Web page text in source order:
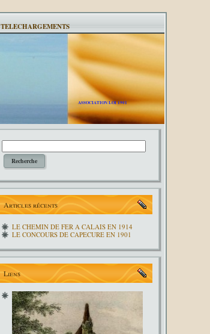
TELECHARGEMENTS
ASSOCIATION LOI 1901
Articles récents
LE CHEMIN DE FER A CALAIS EN 1914
LE CONCOURS DE CAPECURE EN 1901
Liens